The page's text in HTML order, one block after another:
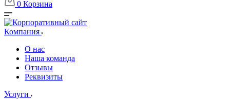
0 Корзина
Компания
О нас
Наша команда
Отзывы
Реквизиты
Услуги